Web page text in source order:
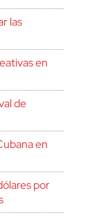
las
en
de
en
por